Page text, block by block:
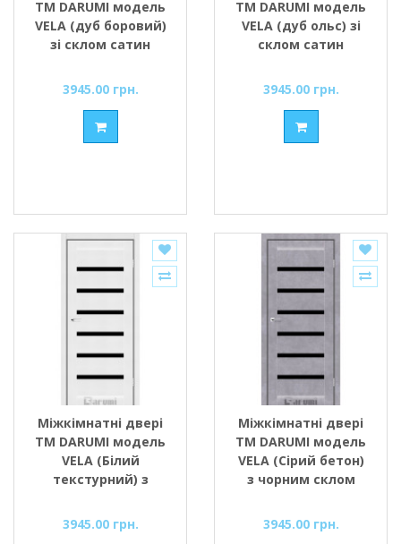
ТМ DARUMI модель
VELA (дуб боровий)
зі склом сатин
3945.00 грн.
ТМ DARUMI модель
VELA (дуб ольс) зі
склом сатин
3945.00 грн.
Міжкімнатні двері
ТМ DARUMI модель
VELA (Білий
текстурний) з
3945.00 грн.
Міжкімнатні двері
ТМ DARUMI модель
VELA (Сірий бетон)
з чорним склом
3945.00 грн.